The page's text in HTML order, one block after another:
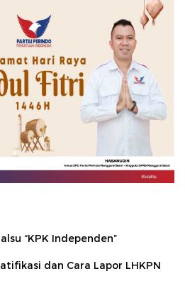
“KPK Independen”
dan Cara Lapor LHKPN